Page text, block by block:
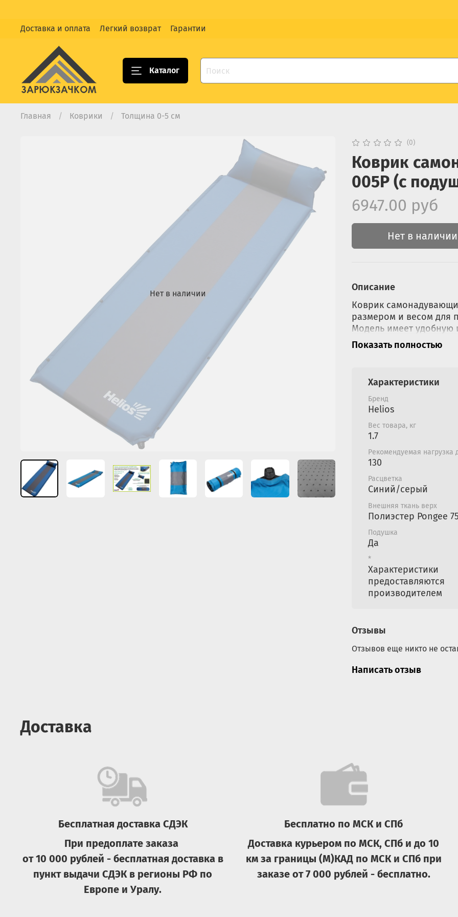
Доставка и оплата
Легкий возврат Гарантии
Каталог
Главная Коврики Толщина 0-5 см
Нет в наличии
(0)
Коврик
005P (с
6947.00 руб
Нет в наличии
Описание
Коврик
размером и весом для
Модель имеет удобную
особенно комфортным.
ХАРАКТЕРИСТИКИ:
Размеры:
Размер в чехле:
Вес: 1,70 кг;
Допустимая
Верх: Polyester
Дно:
точками и
Наполнитель:
объем и
теплоизоляцию
во время сна.
Показать полностью
Характеристики
Бренд
Helios
Вес товара, кг
1.7
Рекомендуемая нагрузка
130
Расцветка
Синий/серый
Внешняя ткань верх
Полиэстер Pongee
Подушка
Да
*
Характеристики
предоставляются
производителем
Отзывы
Отзывов еще никто не
Написать отзыв
Доставка
Бесплатная доставка СДЭК
При предоплате заказа
от 10 000 рублей - бесплатная доставка в
пункт выдачи СДЭК в регионы РФ по
Европе и Уралу.
Бесплатно по МСК и СПб
Доставка курьером по МСК, СПб и до 10
км за границы (М)КАД по МСК и СПб при
заказе от 7 000 рублей - бесплатно.